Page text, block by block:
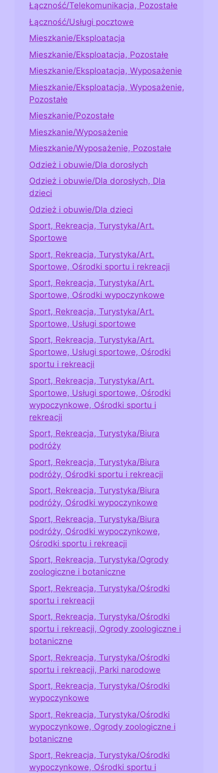
Łączność/Telekomunikacja, Pozostałe
Łączność/Usługi pocztowe
Mieszkanie/Eksploatacja
Mieszkanie/Eksploatacja, Pozostałe
Mieszkanie/Eksploatacja, Wyposażenie
Mieszkanie/Eksploatacja, Wyposażenie,
Pozostałe
Mieszkanie/Pozostałe
Mieszkanie/Wyposażenie
Mieszkanie/Wyposażenie, Pozostałe
Odzież i obuwie/Dla dorosłych
Odzież i obuwie/Dla dorosłych, Dla
dzieci
Odzież i obuwie/Dla dzieci
Sport, Rekreacja, Turystyka/Art.
Sportowe
Sport, Rekreacja, Turystyka/Art.
Sportowe, Ośrodki sportu i rekreacji
Sport, Rekreacja, Turystyka/Art.
Sportowe, Ośrodki wypoczynkowe
Sport, Rekreacja, Turystyka/Art.
Sportowe, Usługi sportowe
Sport, Rekreacja, Turystyka/Art.
Sportowe, Usługi sportowe, Ośrodki
sportu i rekreacji
Sport, Rekreacja, Turystyka/Art.
Sportowe, Usługi sportowe, Ośrodki
wypoczynkowe, Ośrodki sportu i
rekreacji
Sport, Rekreacja, Turystyka/Biura
podróży
Sport, Rekreacja, Turystyka/Biura
podróży, Ośrodki sportu i rekreacji
Sport, Rekreacja, Turystyka/Biura
podróży, Ośrodki wypoczynkowe
Sport, Rekreacja, Turystyka/Biura
podróży, Ośrodki wypoczynkowe,
Ośrodki sportu i rekreacji
Sport, Rekreacja, Turystyka/Ogrody
zoologiczne i botaniczne
Sport, Rekreacja, Turystyka/Ośrodki
sportu i rekreacji
Sport, Rekreacja, Turystyka/Ośrodki
sportu i rekreacji, Ogrody zoologiczne i
botaniczne
Sport, Rekreacja, Turystyka/Ośrodki
sportu i rekreacji, Parki narodowe
Sport, Rekreacja, Turystyka/Ośrodki
wypoczynkowe
Sport, Rekreacja, Turystyka/Ośrodki
wypoczynkowe, Ogrody zoologiczne i
botaniczne
Sport, Rekreacja, Turystyka/Ośrodki
wypoczynkowe, Ośrodki sportu i